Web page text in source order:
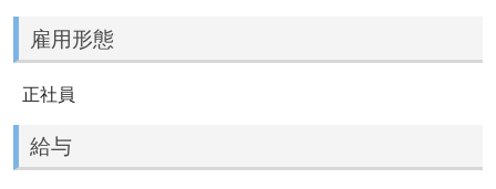
雇用形態
正社員
給与